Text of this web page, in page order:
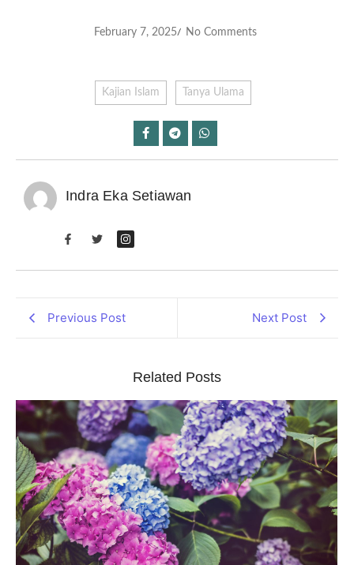
February 7, 2025/ No Comments
Kajian Islam Tanya Ulama
Indra Eka Setiawan
Previous Post Next Post
Related Posts